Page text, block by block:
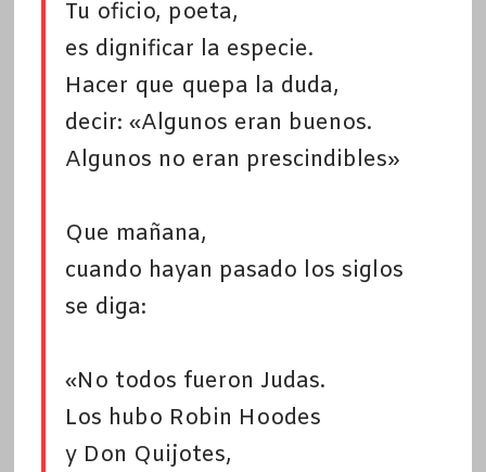
Tu oficio, poeta,
es dignificar la especie.
Hacer que quepa la duda,
decir: «Algunos eran buenos.
Algunos no eran prescindibles»
Que mañana,
cuando hayan pasado los siglos
se diga:
«No todos fueron Judas.
Los hubo Robin Hoodes
y Don Quijotes,